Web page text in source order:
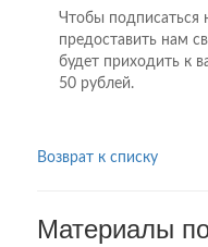
Чтобы подписаться
предоставить нам
будет приходить к
50 рублей.
Возврат к списку
Материалы